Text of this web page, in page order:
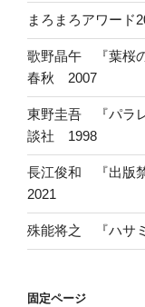
まろまろアワード
歌野晶午 『葉桜
春秋 2007
東野圭吾 『パラ
談社 1998
長江俊和 『出版
2021
殊能将之 『ハサ
固定ページ